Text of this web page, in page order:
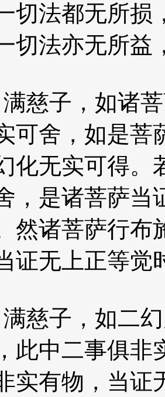
切法都无所损
切法亦无所益
慈子，如诸
可舍，如是菩
化无实可得。
，是诸菩萨当
然诸菩萨行布
证无上正等觉
慈子，如二
此中二事俱非
实有物，当证